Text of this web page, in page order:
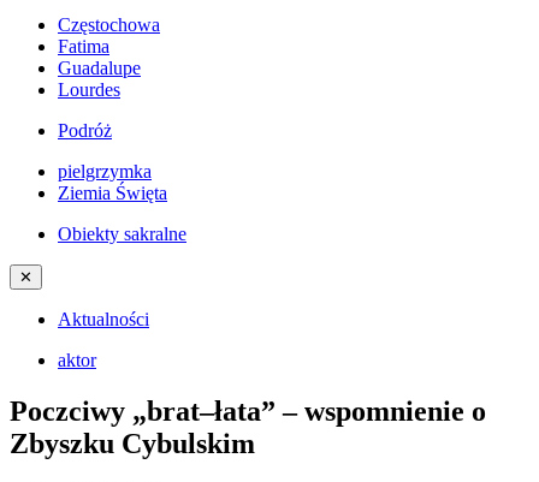
Częstochowa
Fatima
Guadalupe
Lourdes
Podróż
pielgrzymka
Ziemia Święta
Obiekty sakralne
✕
Aktualności
aktor
Poczciwy „brat–łata” – wspomnienie o
Zbyszku Cybulskim